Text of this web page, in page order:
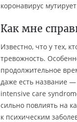
коронавирус
Как мне
Известно, что у тех,
тревожность.
продолжительное
даже есть название —
intensive care
сильно повлиять на
к психическим